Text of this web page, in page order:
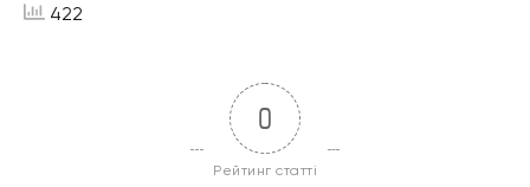
422
0
Рейтинг статті